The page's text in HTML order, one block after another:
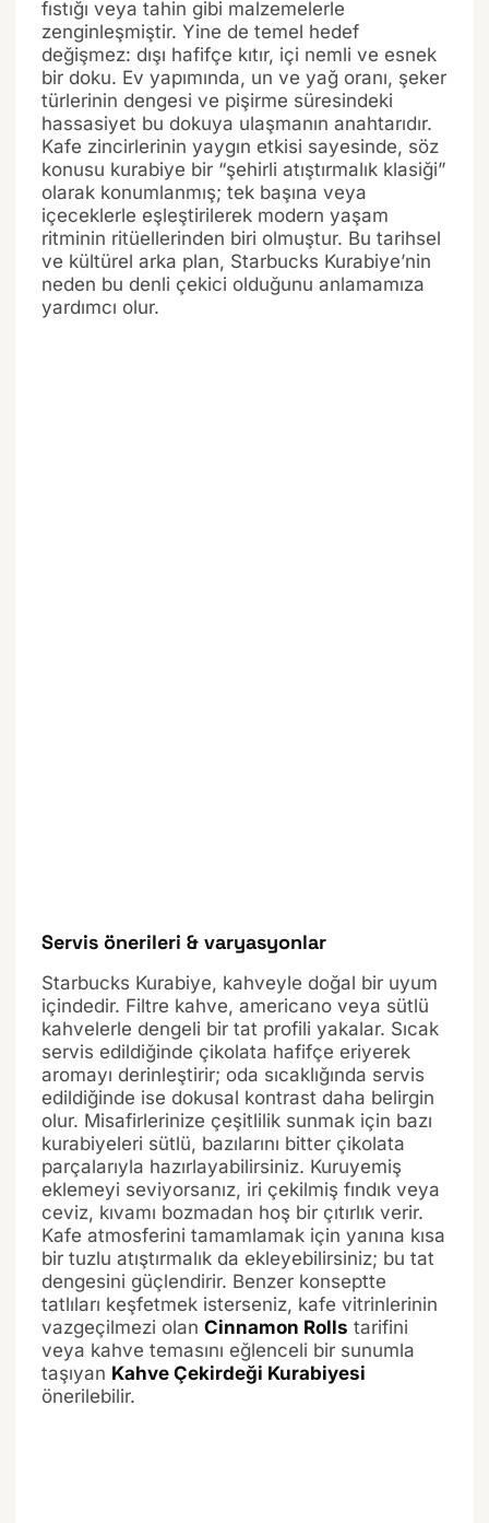
fıstığı veya tahin gibi malzemelerle
zenginleşmiştir. Yine de temel hedef
değişmez: dışı hafifçe kıtır, içi nemli ve esnek
bir doku. Ev yapımında, un ve yağ oranı, şeker
türlerinin dengesi ve pişirme süresindeki
hassasiyet bu dokuya ulaşmanın anahtarıdır.
Kafe zincirlerinin yaygın etkisi sayesinde, söz
konusu kurabiye bir “şehirli atıştırmalık klasiği”
olarak konumlanmış; tek başına veya
içeceklerle eşleştirilerek modern yaşam
ritminin ritüellerinden biri olmuştur. Bu tarihsel
ve kültürel arka plan, Starbucks Kurabiye’nin
neden bu denli çekici olduğunu anlamamıza
yardımcı olur.
Servis önerileri & varyasyonlar
Starbucks Kurabiye, kahveyle doğal bir uyum
içindedir. Filtre kahve, americano veya sütlü
kahvelerle dengeli bir tat profili yakalar. Sıcak
servis edildiğinde çikolata hafifçe eriyerek
aromayı derinleştirir; oda sıcaklığında servis
edildiğinde ise dokusal kontrast daha belirgin
olur. Misafirlerinize çeşitlilik sunmak için bazı
kurabiyeleri sütlü, bazılarını bitter çikolata
parçalarıyla hazırlayabilirsiniz. Kuruyemiş
eklemeyi seviyorsanız, iri çekilmiş fındık veya
ceviz, kıvamı bozmadan hoş bir çıtırlık verir.
Kafe atmosferini tamamlamak için yanına kısa
bir tuzlu atıştırmalık da ekleyebilirsiniz; bu tat
dengesini güçlendirir. Benzer konseptte
tatlıları keşfetmek isterseniz, kafe vitrinlerinin
vazgeçilmezi olan Cinnamon Rolls tarifini
veya kahve temasını eğlenceli bir sunumla
taşıyan Kahve Çekirdeği Kurabiyesi
önerilebilir.